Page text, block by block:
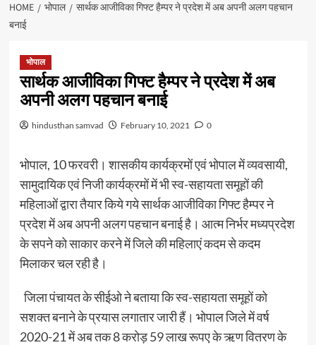
HOME भोपाल
सार्थक आजीविका गिफ्ट हैम्पर ने प्रदेश में अब अपनी अलग पहचान
बनाई
भोपाल
सार्थक आजीविका गिफ्ट हैम्पर ने प्रदेश में अब
अपनी अलग पहचान बनाई
hindusthan samvad February 10, 2021 0
भोपाल, 10 फरवरी। शासकीय कार्यक्रमों एवं भोपाल में व्यवसायी,
सामुदायिक एवं निजी कार्यक्रमों में भी स्व-सहायता समूहों की
महिलाओं द्वारा तैयार किये गये सार्थक आजीविका गिफ्ट हैम्पर ने
प्रदेश में अब अपनी अलग पहचान बनाई है। आत्म निर्भर मध्यप्रदेश
के सपने को साकार करने में जिले की महिलाएं कदम से कदम
मिलाकर चल रही है।
जिला पंचायत के सीईओ ने बताया कि स्व-सहायता समूहों को
सशक्त बनाने के प्रयास लगातार जारी हैं। भोपाल जिले में वर्ष
2020-21 में अब तक 8 करोड़ 59 लाख रूपए के ऋण वितरण के